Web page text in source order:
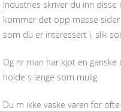
Industries skriver du inn
kommer det opp masse
som du er interessert i, slik
Og nr man har kjpt en
holde s lenge som mulig.
Du m ikke vaske varen for